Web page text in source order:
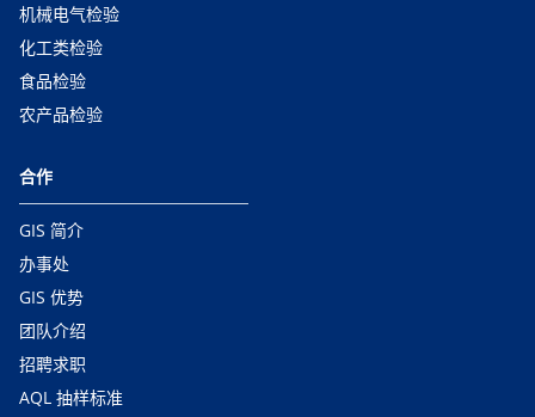
机械电气检验
化工类检验
食品检验
农产品检验
合作
GIS 简介
办事处
GIS 优势
团队介绍
招聘求职
AQL 抽样标准